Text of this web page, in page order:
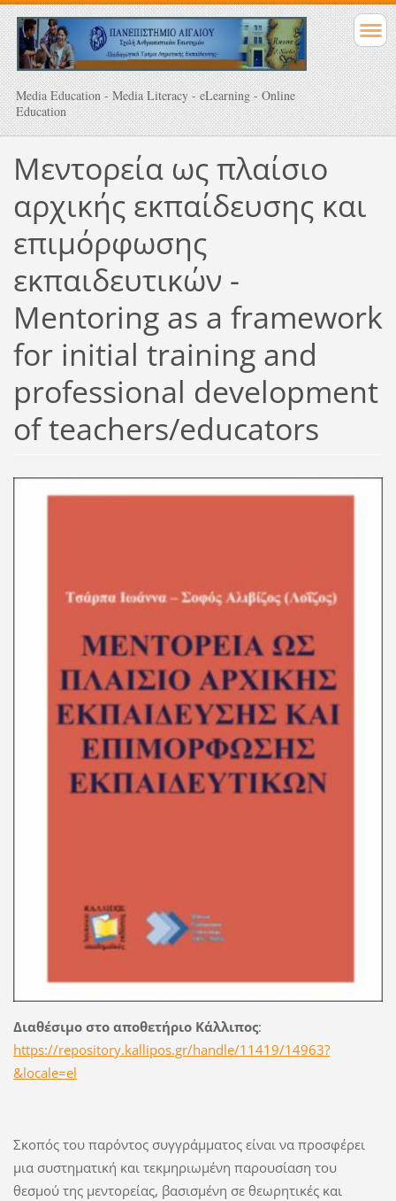
Media Education - Media Literacy - eLearning - Online
Education
Μεντορεία ως πλαίσιο
αρχικής εκπαίδευσης και
επιμόρφωσης
εκπαιδευτικών -
Mentoring as a framework
for initial training and
professional development
of teachers/educators
Διαθέσιμο στο αποθετήριο Κάλλιπος:
https://repository.kallipos.gr/handle/11419/14963?
&locale=el
Σκοπός του παρόντος συγγράμματος είναι να προσφέρει
μια συστηματική και τεκμηριωμένη παρουσίαση του
θεσμού της μεντορείας, βασισμένη σε θεωρητικές και